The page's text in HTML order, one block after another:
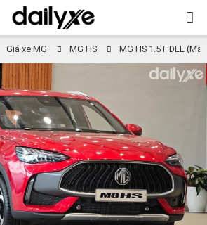
Giá xe MG MG HS MG HS 1.5T DEL